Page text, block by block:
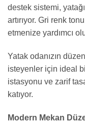
destek sistemi,
artırıyor. Gri renk
etmenize yardımcı
Yatak odanızın
isteyenler için ideal
istasyonu ve zarif
katıyor.
Modern Mekan